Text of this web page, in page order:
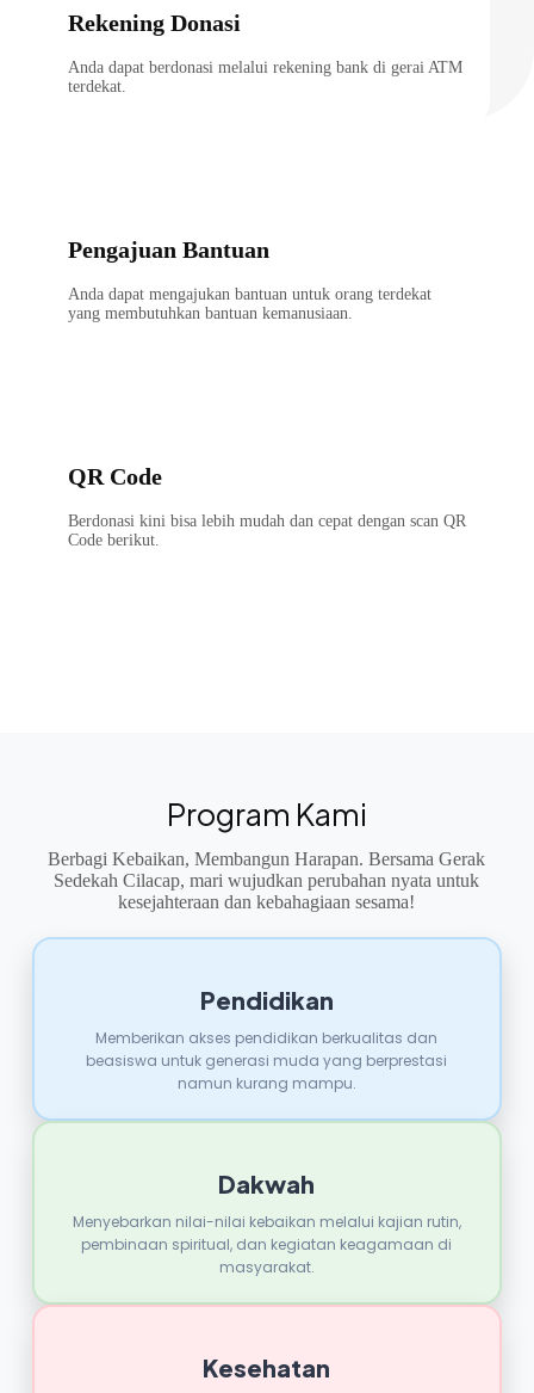
Rekening Donasi
Anda dapat berdonasi melalui rekening bank di gerai ATM
terdekat.
Pengajuan Bantuan
Anda dapat mengajukan bantuan untuk orang terdekat
yang membutuhkan bantuan kemanusiaan.
QR Code
Berdonasi kini bisa lebih mudah dan cepat dengan scan QR
Code berikut.
Program Kami
Berbagi Kebaikan, Membangun Harapan. Bersama Gerak
Sedekah Cilacap, mari wujudkan perubahan nyata untuk
kesejahteraan dan kebahagiaan sesama!
Pendidikan
Memberikan akses pendidikan berkualitas dan
beasiswa untuk generasi muda yang berprestasi
namun kurang mampu.
Dakwah
Menyebarkan nilai-nilai kebaikan melalui kajian rutin,
pembinaan spiritual, dan kegiatan keagamaan di
masyarakat.
Kesehatan